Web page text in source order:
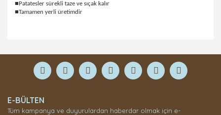
■Patatesler sürekli taze ve sıçak kalır
■Tamamen yerli üretimdir
Yorum Yaz
E-BÜLTEN
Tüm kampanya ve duyurulardan haberdar olmak için e-